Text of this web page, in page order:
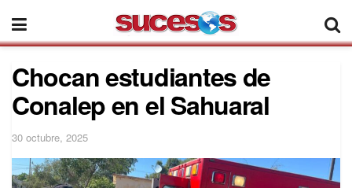
Chocan estudiantes de
Conalep en el Sahuaral
30 octubre, 2025